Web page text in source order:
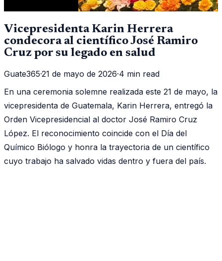
Vicepresidenta Karin Herrera
condecora al científico José Ramiro
Cruz por su legado en salud
Guate365·21 de mayo de 2026·4 min read
En una ceremonia solemne realizada este 21 de mayo, la
vicepresidenta de Guatemala, Karin Herrera, entregó la
Orden Vicepresidencial al doctor José Ramiro Cruz
López. El reconocimiento coincide con el Día del
Químico Biólogo y honra la trayectoria de un científico
cuyo trabajo ha salvado vidas dentro y fuera del país.